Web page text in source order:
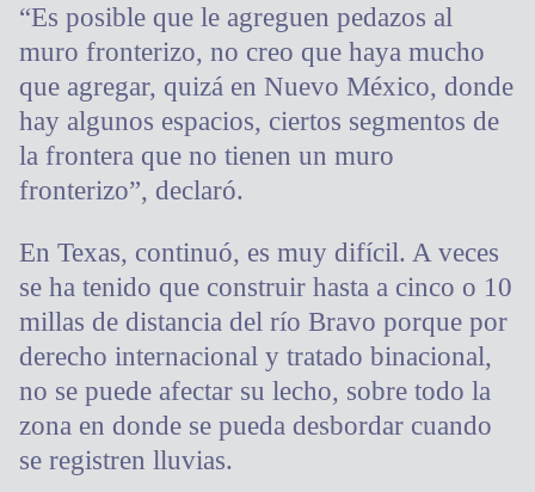
“Es posible que le agreguen pedazos al
muro fronterizo, no creo que haya mucho
que agregar, quizá en Nuevo México, donde
hay algunos espacios, ciertos segmentos de
la frontera que no tienen un muro
fronterizo”, declaró.
En Texas, continuó, es muy difícil. A veces
se ha tenido que construir hasta a cinco o 10
millas de distancia del río Bravo porque por
derecho internacional y tratado binacional,
no se puede afectar su lecho, sobre todo la
zona en donde se pueda desbordar cuando
se registren lluvias.